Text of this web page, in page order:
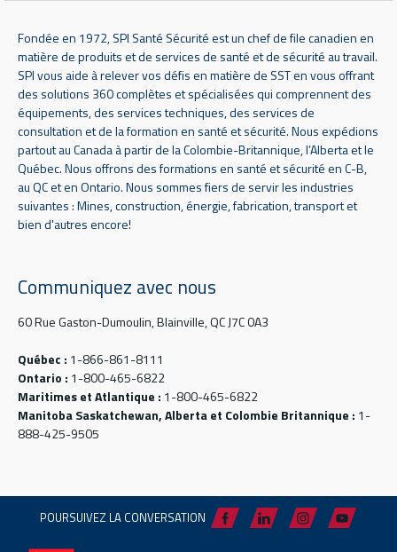
Fondée en 1972, SPI Santé Sécurité est un chef de file canadien en
matière de produits et de services de santé et de sécurité au travail.
SPI vous aide à relever vos défis en matière de SST en vous offrant
des solutions 360 complètes et spécialisées qui comprennent des
équipements, des services techniques, des services de
consultation et de la formation en santé et sécurité. Nous expédions
partout au Canada à partir de la Colombie-Britannique, l’Alberta et le
Québec. Nous offrons des formations en santé et sécurité en C-B,
au QC et en Ontario. Nous sommes fiers de servir les industries
suivantes : Mines, construction, énergie, fabrication, transport et
bien d'autres encore!
Communiquez avec nous
60 Rue Gaston-Dumoulin, Blainville, QC J7C 0A3
Québec : 1-866-861-8111
Ontario : 1-800-465-6822
Maritimes et Atlantique : 1-800-465-6822
Manitoba Saskatchewan, Alberta et Colombie Britannique : 1-
888-425-9505
POURSUIVEZ LA CONVERSATION